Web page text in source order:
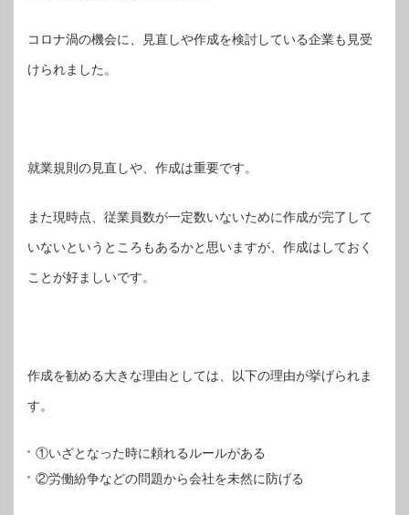
コロナ渦の機会に、見直しや作成を検討している企業も見受
けられました。
就業規則の見直しや、作成は重要です。
また現時点、従業員数が一定数いないために作成が完了して
いないというところもあるかと思いますが、作成はしておく
ことが好ましいです。
作成を勧める大きな理由としては、以下の理由が挙げられま
す。
①いざとなった時に頼れるルールがある
②労働紛争などの問題から会社を未然に防げる